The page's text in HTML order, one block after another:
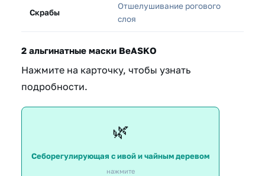
Скрабы
Отшелушивание рогового
слоя
2 альгинатные маски BeASKO
Нажмите на карточку, чтобы узнать
подробности.
🌿
Себорегулирующая с ивой и чайным деревом
нажмите
появления проблемы — жирной кожи.